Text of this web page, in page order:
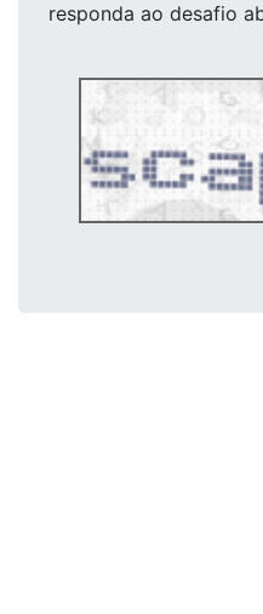
responda ao desafio